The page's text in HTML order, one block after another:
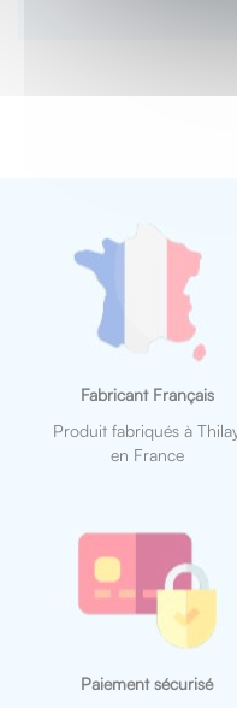
Fabricant Français
Produit fabriqués à
en France
Paiement sécurisé